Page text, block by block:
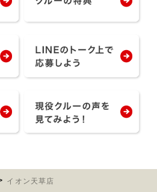
イオン天草店